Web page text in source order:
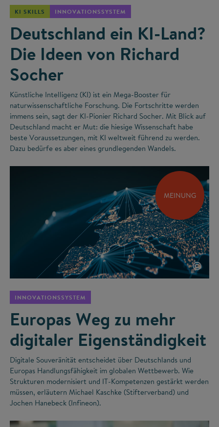
KI SKILLS INNOVATIONSSYSTEM
Deutschland ein KI-Land?
Die Ideen von Richard
Socher
Künstliche Intelligenz (KI) ist ein Mega-Booster für
naturwissenschaftliche Forschung. Die Fortschritte werden
immens sein, sagt der KI-Pionier Richard Socher. Mit Blick auf
Deutschland macht er Mut: die hiesige Wissenschaft habe
beste Voraussetzungen, mit KI weltweit führend zu werden.
Dazu bedürfe es aber eines grundlegenden Wandels.
MEINUNG
©
INNOVATIONSSYSTEM
Europas Weg zu mehr
digitaler Eigenständigkeit
Digitale Souveränität entscheidet über Deutschlands und
Europas Handlungsfähigkeit im globalen Wettbewerb. Wie
Strukturen modernisiert und IT-Kompetenzen gestärkt werden
müssen, erläutern Michael Kaschke (Stifterverband) und
Jochen Hanebeck (Infineon).